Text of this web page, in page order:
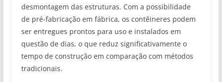
desmontagem das estruturas. Com a possibilidade
de pré-fabricação em fábrica, os contêineres podem
ser entregues prontos para uso e instalados em
questão de dias, o que reduz significativamente o
tempo de construção em comparação com métodos
tradicionais.